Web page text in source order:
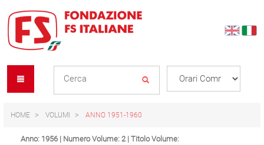
content
navigation
menu
HOME VOLUMI ANNO 1951-1960
Anno: 1956 | Numero Volume: 2 | Titolo Volume: